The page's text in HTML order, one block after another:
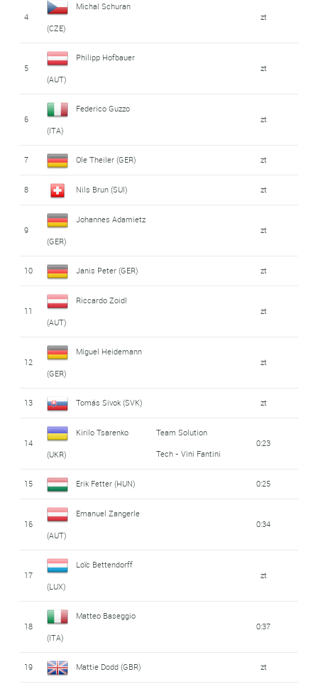
4
Michal Schuran
(CZE)
zt
5
Philipp Hofbauer
(AUT)
zt
6
Federico Guzzo
(ITA)
zt
7 Ole Theiler (GER) zt
8 Nils Brun (SUI) zt
9
Johannes Adamietz
(GER)
zt
10 Janis Peter (GER) zt
11
Riccardo Zoidl
(AUT)
zt
12
Miguel Heidemann
(GER)
zt
13 Tomás Sivok (SVK) zt
14
Kirilo Tsarenko
(UKR)
Team Solution
Tech - Vini Fantini
0:23
15 Erik Fetter (HUN) 0:25
16
Emanuel Zangerle
(AUT)
0:34
17
Loïc Bettendorff
(LUX)
zt
18
Matteo Baseggio
(ITA)
0:37
19 Mattie Dodd (GBR) zt